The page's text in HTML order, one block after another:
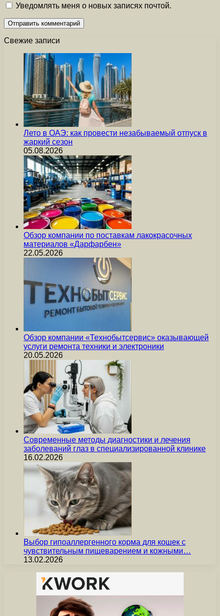
Уведомлять меня о новых записях почтой.
Свежие записи
Лето в ОАЭ: как провести незабываемый отпуск в
жаркий сезон
05.08.2026
Обзор компании по поставкам лакокрасочных
материалов «Дарфарбен»
22.05.2026
Обзор компании «Технобытсервис» оказывающей
услуги ремонта техники и электроники
20.05.2026
Современные методы диагностики и лечения
заболеваний глаз в специализированной клинике
16.02.2026
Выбор гипоаллергенного корма для кошек с
чувствительным пищеварением и кожными…
13.02.2026